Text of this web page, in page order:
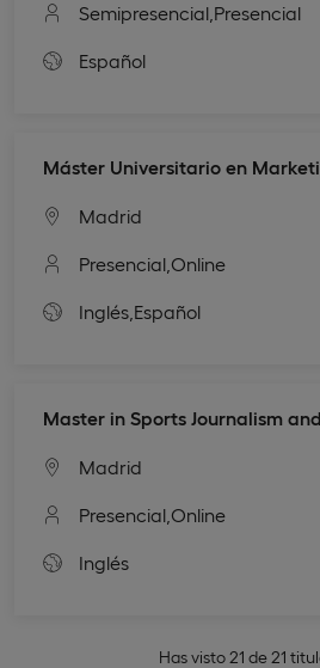
Semipresencial, Presencial
Español
Máster Universitario en
Madrid
Presencial, Online
Inglés, Español
Master in Sports Journalism
Madrid
Presencial, Online
Inglés
Has visto 21 de 21